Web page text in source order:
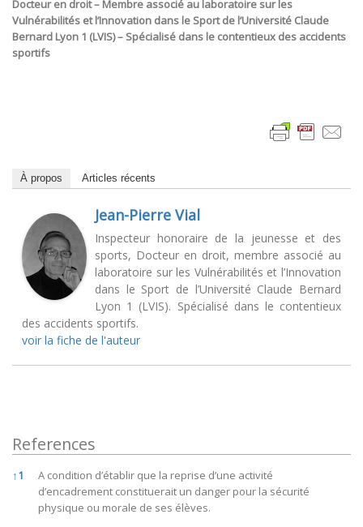
Docteur en droit – Membre associé au laboratoire sur les
Vulnérabilités et l’Innovation dans le Sport de l’Université Claude
Bernard Lyon 1 (LVIS) – Spécialisé dans le contentieux des accidents
sportifs
À propos Articles récents
Jean-Pierre Vial
Inspecteur honoraire de la jeunesse et des
sports, Docteur en droit, membre associé au
laboratoire sur les Vulnérabilités et l’Innovation
dans le Sport de l’Université Claude Bernard
Lyon 1 (LVIS). Spécialisé dans le contentieux
des accidents sportifs.
voir la fiche de l'auteur
References
References
↑1
A condition d’établir que la reprise d’une activité
d’encadrement constituerait un danger pour la sécurité
physique ou morale de ses élèves.